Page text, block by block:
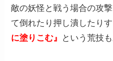
敵の妖怪と戦う場合の攻
て倒れたり押し潰したり
に塗りこむ』
という荒技